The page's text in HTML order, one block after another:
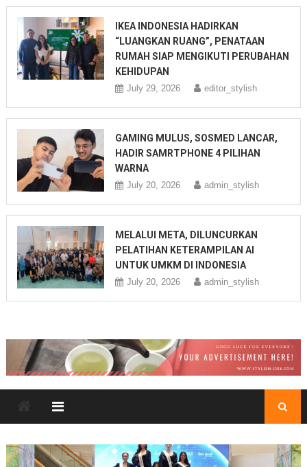
IKEA INDONESIA HADIRKAN
“LUANGKAN RUANG”, PENATAAN
RUMAH SIAP MENGIKUTI PERUBAHAN
KEHIDUPAN
July 29, 2026 editor_stylish
GAMING MULUS, SOSMED LANCAR,
HADIR SAMRTPHONE 4 PILIHAN
WARNA
July 20, 2026 admin_stylish
MELALUI META, DILUNCURKAN
PELATIHAN KETERAMPILAN AI
UNTUK UMKM DI INDONESIA
July 20, 2026 admin_stylish